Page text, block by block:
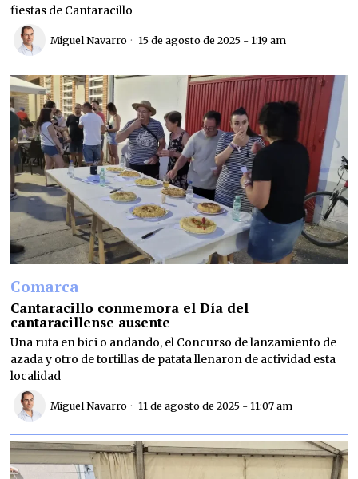
fiestas de Cantaracillo
Miguel Navarro 15 de agosto de 2025 - 1:19 am
Comarca
Cantaracillo conmemora el Día del
cantaracillense ausente
Una ruta en bici o andando, el Concurso de lanzamiento de
azada y otro de tortillas de patata llenaron de actividad esta
localidad
Miguel Navarro 11 de agosto de 2025 - 11:07 am